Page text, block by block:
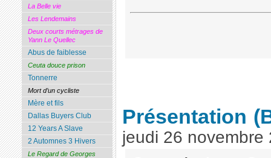
Présentation
jeudi 26 novembre
La Belle vie
Les Lendemains
Deux courts métrages de
Yann Le Quellec
Abus de faiblesse
Ceuta douce prison
Tonnerre
Mort d’un cycliste
Mère et fils
Dallas Buyers Club
12 Years A Slave
2 Automnes 3 Hivers
Le Regard de Georges